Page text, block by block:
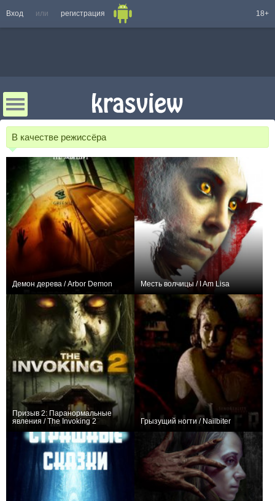
Вход или регистрация 18+
В качестве режиссёра
Демон дерева / Arbor Demon Месть волчицы / I Am Lisa
Призыв 2: Паранормальные
явления / The Invoking 2
Грызущий ногти / Nailbiter